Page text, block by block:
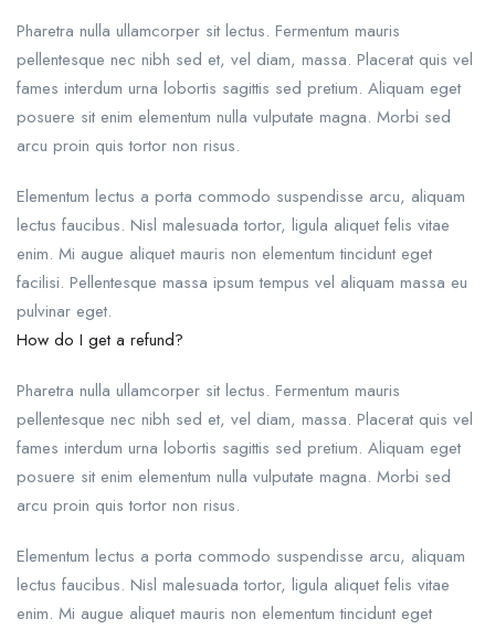
Pharetra nulla ullamcorper sit lectus. Fermentum mauris
pellentesque nec nibh sed et, vel diam, massa. Placerat quis vel
fames interdum urna lobortis sagittis sed pretium. Aliquam eget
posuere sit enim elementum nulla vulputate magna. Morbi sed
arcu proin quis tortor non risus.
Elementum lectus a porta commodo suspendisse arcu, aliquam
lectus faucibus. Nisl malesuada tortor, ligula aliquet felis vitae
enim. Mi augue aliquet mauris non elementum tincidunt eget
facilisi. Pellentesque massa ipsum tempus vel aliquam massa eu
pulvinar eget.
How do I get a refund?
Pharetra nulla ullamcorper sit lectus. Fermentum mauris
pellentesque nec nibh sed et, vel diam, massa. Placerat quis vel
fames interdum urna lobortis sagittis sed pretium. Aliquam eget
posuere sit enim elementum nulla vulputate magna. Morbi sed
arcu proin quis tortor non risus.
Elementum lectus a porta commodo suspendisse arcu, aliquam
lectus faucibus. Nisl malesuada tortor, ligula aliquet felis vitae
enim. Mi augue aliquet mauris non elementum tincidunt eget